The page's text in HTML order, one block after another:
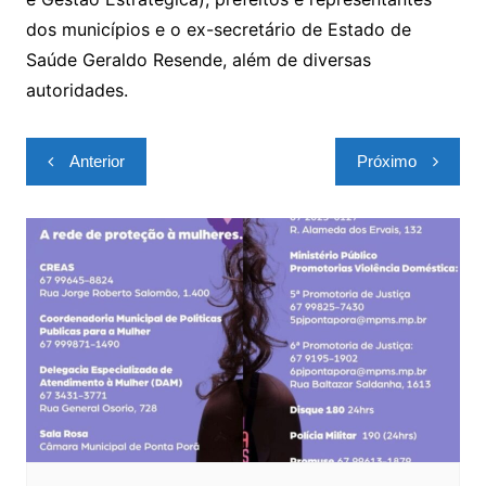
dos municípios e o ex-secretário de Estado de
Saúde Geraldo Resende, além de diversas
autoridades.
Navegação
de
Post
Anterior Próximo